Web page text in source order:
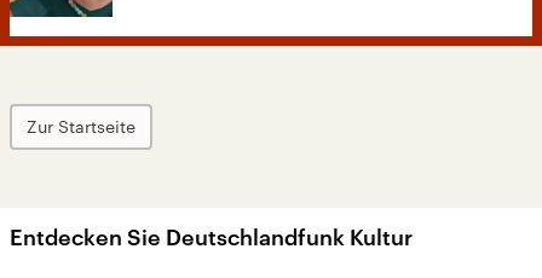
Zur Startseite
Entdecken Sie Deutschlandfunk Kultur